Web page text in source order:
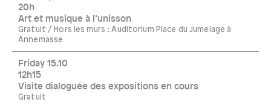
20h
Art et musique à l’unisson
Gratuit / Hors les murs : Auditorium Place du Jumelage à
Annemasse
Friday 15.10
12h15
Visite dialoguée des expositions en cours
Gratuit